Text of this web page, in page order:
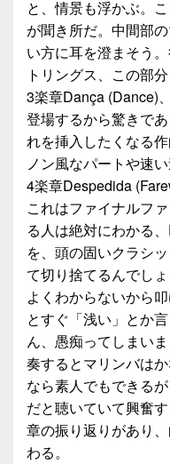
と、情景も浮かぶ。
が聞き所だ。中間部
い方に耳を澄まそう
トリングス、この部
3楽章Dança (Dance)
登場するから驚きで
れを挿入したくなる
ノン風なパートや速
4楽章Despedida
これはファイナルフ
る人は絶対にわかる
を、頭の固いクラシ
て切り捨てるんでし
よくわからないから
とすぐ「浅い」とか
ん、愚痴ってしまい
奏するとマリンバは
なら素人でもできる
だと聴いていて興奮
章の振り返りがあり
わる。